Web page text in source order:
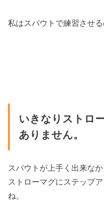
私はスパウトで練習させる
いきなりストロ
ありません。
スパウトが上手く出来な
ストローマグにステップ
ね。